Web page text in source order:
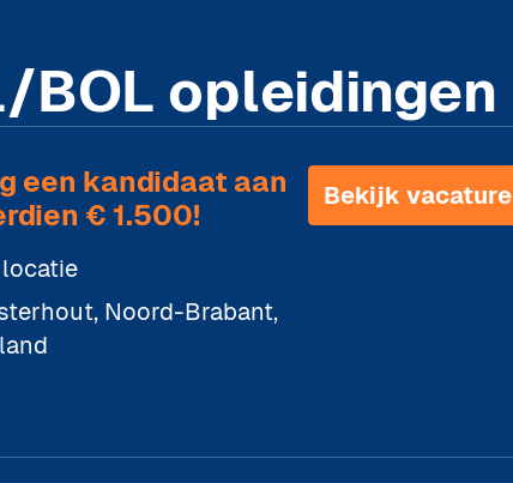
BOL opleidingen
een kandidaat aan
€ 1.500!
locatie
, Noord-Brabant,
Bekijk vacature